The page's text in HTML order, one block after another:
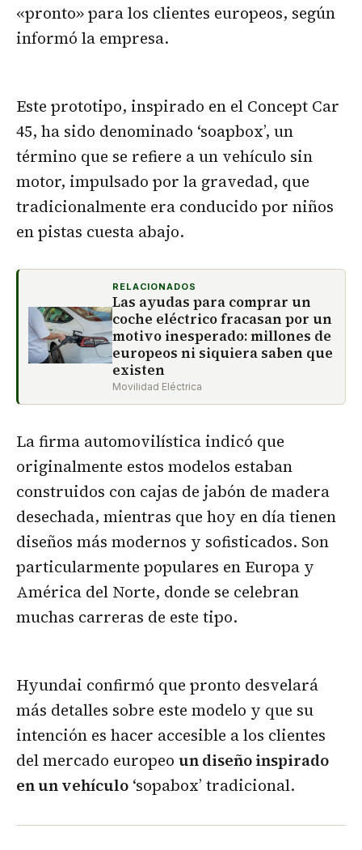
«pronto» para los clientes europeos, según
informó la empresa.
Este prototipo, inspirado en el Concept Car
45, ha sido denominado ‘soapbox’, un
término que se refiere a un vehículo sin
motor, impulsado por la gravedad, que
tradicionalmente era conducido por niños
en pistas cuesta abajo.
RELACIONADOS
Las ayudas para comprar un
coche eléctrico fracasan por un
motivo inesperado: millones de
europeos ni siquiera saben que
existen
Movilidad Eléctrica
La firma automovilística indicó que
originalmente estos modelos estaban
construidos con cajas de jabón de madera
desechada, mientras que hoy en día tienen
diseños más modernos y sofisticados. Son
particularmente populares en Europa y
América del Norte, donde se celebran
muchas carreras de este tipo.
Hyundai confirmó que pronto desvelará
más detalles sobre este modelo y que su
intención es hacer accesible a los clientes
del mercado europeo un diseño inspirado
en un vehículo ‘sopabox’ tradicional.